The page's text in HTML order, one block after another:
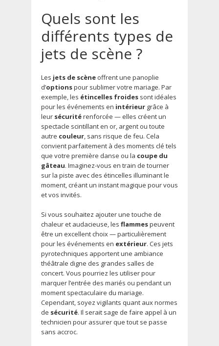
Quels sont les
différents types de
jets de scène ?
Les jets de scène offrent une panoplie
d’optionspour sublimer votre mariage. Par
exemple, les étincelles froides sont idéales
pour les événements en intérieur grâce à
leur sécuritérenforcée — elles créent un
spectacle scintillant en or, argent ou toute
autre couleur, sans risque de feu. Cela
convient parfaitement à des moments clé tels
que votre première danse ou la coupe du
gâteau. Imaginez-vous en train de tourner
sur la piste avec des étincelles illuminant le
moment, créant un instant magique pour vous
et vos invités.
Si vous souhaitez ajouter une touche de
chaleur et audacieuse, les flammespeuvent
être un excellent choix — particulièrement
pour les événements en extérieur. Ces jets
pyrotechniques apportent une ambiance
théâtrale digne des grandes salles de
concert. Vous pourriez les utiliser pour
marquer l’entrée des mariés ou pendant un
moment spectaculaire du mariage.
Cependant, soyez vigilants quant aux normes
de sécurité. Il serait sage de faire appel à un
technicien pour assurer que tout se passe
sans accroc.